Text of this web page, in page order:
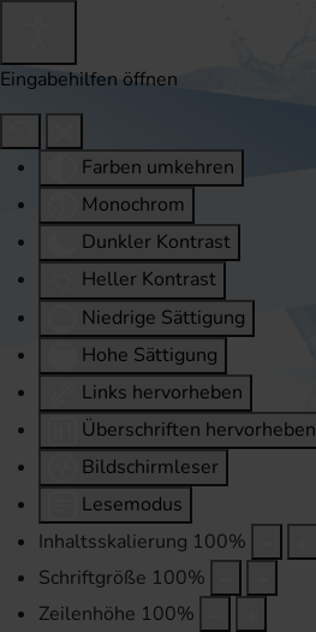
Eingabehilfen öffnen
Farben umkehren
Monochrom
Dunkler Kontrast
Heller Kontrast
Niedrige Sättigung
Hohe Sättigung
Links hervorheben
Überschriften hervorheben
Bildschirmleser
Lesemodus
Inhaltsskalierung 100%
Schriftgröße 100%
Zeilenhöhe 100%